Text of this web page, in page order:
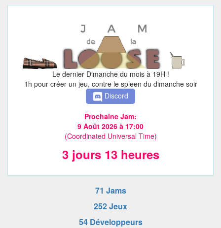
Le dernier Dimanche du mois à 19H !
1h pour créer un jeu, contre le spleen du dimanche soir
Discord
Prochaine Jam:
9 Août 2026 à 17:00
(Coordinated Universal Time)
3 jours 13 heures
71 Jams
252 Jeux
54 Développeurs